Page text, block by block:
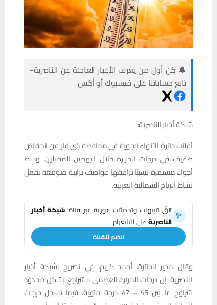
🔔 كن أول من يعرف الأخبار العاجلة عن الناصرية–
تابع حساباتنا على فيسبوك أو أكس
شبكة أخبار الناصرية:
أعلنت دائرة الأنواء الجوية في محافظة ذي قار عن انخفاض
طفيف في درجات الحرارة خلال اليومين المقبلين، وسط
أجواء مستقرة نسبيًا ترافقها عواصف ترابية متوقعة بفعل
نشاط الرياح الشمالية الغربية.
تلقَّ تنبيهات وتحديثات فورية عبر قناة شبكة أخبار
الناصريةعلى التليغرام
انضم للقناة
وقال مدير الدائرة، أحمد كريم، في تصريح لشبكة أخبار
الناصرية، إن درجات الحرارة العظمى ستتراجع بشكل محدود
لتتراوح ما بين 45 – 47 درجة مئوية، فيما تسجل درجات